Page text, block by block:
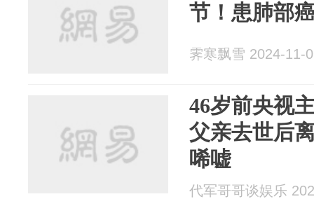
节！患肺部
霁寒飘雪 2024-11-
46岁前央视
父亲去世后
唏嘘
代军哥哥谈娱乐